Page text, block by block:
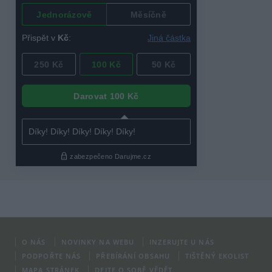
O NÁS NOVINKY NA WEBU
INZERUJTE U NÁS
PODPOŘTE NÁS
PŘEBÍRÁNÍ OBSAHU
TIŠTĚNÝ EKOLIST
MAPA STRÁNEK
DEJTE O SOBĚ VĚDĚT